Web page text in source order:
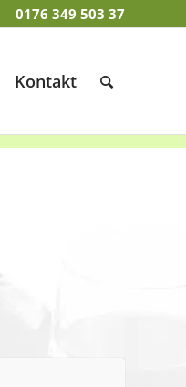
0176 349 503 37
Kontakt